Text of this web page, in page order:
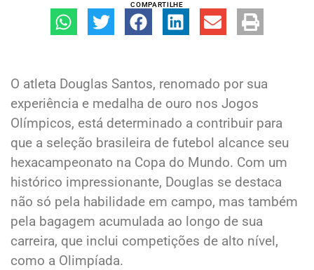
COMPARTILHE
O atleta Douglas Santos, renomado por sua
experiência e medalha de ouro nos Jogos
Olímpicos, está determinado a contribuir para
que a seleção brasileira de futebol alcance seu
hexacampeonato na Copa do Mundo. Com um
histórico impressionante, Douglas se destaca
não só pela habilidade em campo, mas também
pela bagagem acumulada ao longo de sua
carreira, que inclui competições de alto nível,
como a Olimpíada.